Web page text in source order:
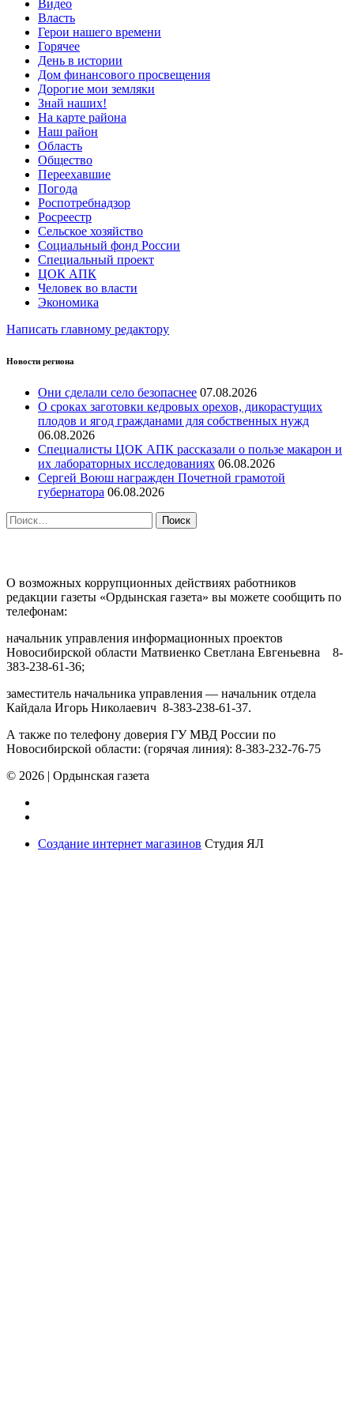
Видео
Власть
Герои нашего времени
Горячее
День в истории
Дом финансового просвещения
Дорогие мои земляки
Знай наших!
На карте района
Наш район
Область
Общество
Переехавшие
Погода
Роспотребнадзор
Росреестр
Сельское хозяйство
Социальный фонд России
Специальный проект
ЦОК АПК
Человек во власти
Экономика
Написать главному редактору
Новости региона
Они сделали село безопаснее 07.08.2026
О сроках заготовки кедровых орехов, дикорастущих
плодов и ягод гражданами для собственных нужд
06.08.2026
Специалисты ЦОК АПК рассказали о пользе макарон и
их лабораторных исследованиях 06.08.2026
Сергей Воюш награжден Почетной грамотой
губернатора 06.08.2026
Найти:
О возможных коррупционных действиях работников
редакции газеты «Ордынская газета» вы можете сообщить по
телефонам:
начальник управления информационных проектов
Новосибирской области Матвиенко Светлана Евгеньевна 8-
383-238-61-36;
заместитель начальника управления — начальник отдела
Кайдала Игорь Николаевич 8-383-238-61-37.
А также по телефону доверия ГУ МВД России по
Новосибирской области: (горячая линия): 8-383-232-76-75
© 2026 | Ордынская газета
Создание интернет магазинов Студия ЯЛ